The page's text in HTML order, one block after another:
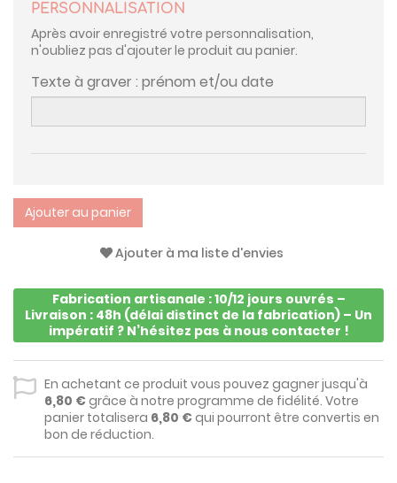
PERSONNALISATION
Après avoir enregistré votre personnalisation,
n'oubliez pas d'ajouter le produit au panier.
Texte à graver : prénom et/ou date
Ajouter au panier
Ajouter à ma liste d'envies
Fabrication artisanale : 10/12 jours ouvrés –
Livraison : 48h (délai distinct de la fabrication) – Un
impératif ? N’hésitez pas à nous contacter !
En achetant ce produit vous pouvez gagner jusqu'à
6,80 €grâce à notre programme de fidélité. Votre
panier totalisera 6,80 €qui pourront être convertis en
bon de réduction.